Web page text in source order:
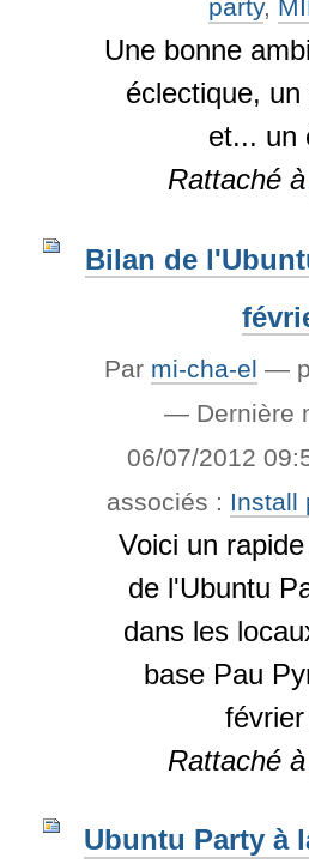
party,
Une bonne
éclectique,
et... un
Rattaché à
Bilan de
Par mi-cha-el —
— Dernière
06/07/2012
associés : Install
Voici un
de l'Ubuntu
dans les
base Pau
février
Rattaché à
Ubuntu Party à